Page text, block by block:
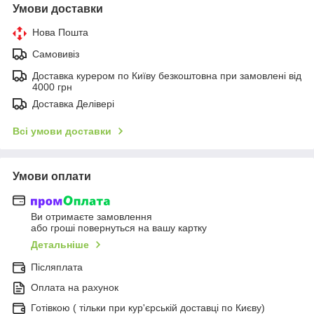
Умови доставки
Нова Пошта
Самовивіз
Доставка курером по Київу безкоштовна при замовлені від
4000 грн
Доставка Делівері
Всі умови доставки
Умови оплати
Ви отримаєте замовлення
або гроші повернуться на вашу картку
Детальніше
Післяплата
Оплата на рахунок
Готівкою ( тільки при кур'єрській доставці по Києву)